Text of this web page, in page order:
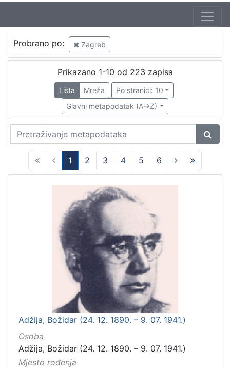
Probrano po: Zagreb
Prikazano 1-10 od 223 zapisa
Lista Mreža
Po stranici: 10
Glavni metapodatak (A->Z)
1
(current)
2 3 4 5 6
Adžija, Božidar (24. 12. 1890. – 9. 07. 1941.)
Osoba
Adžija, Božidar (24. 12. 1890. – 9. 07. 1941.)
Mjesto rođenja